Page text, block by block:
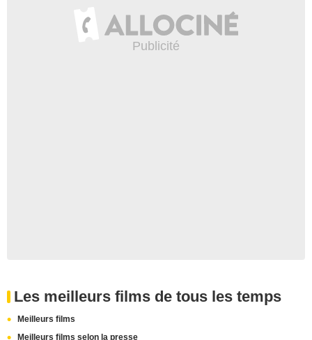
Les meilleurs films de tous les temps
Meilleurs films
Meilleurs films selon la presse